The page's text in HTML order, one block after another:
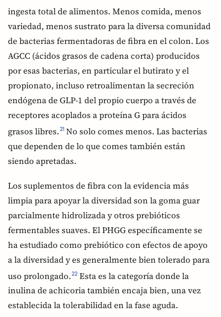
ingesta total de alimentos. Menos comida, menos
variedad, menos sustrato para la diversa comunidad
de bacterias fermentadoras de fibra en el colon. Los
AGCC (ácidos grasos de cadena corta) producidos
por esas bacterias, en particular el butirato y el
propionato, incluso retroalimentan la secreción
endógena de GLP-1 del propio cuerpo a través de
receptores acoplados a proteína G para ácidos
grasos libres.21 No solo comes menos. Las bacterias
que dependen de lo que comes también están
siendo apretadas.
Los suplementos de fibra con la evidencia más
limpia para apoyar la diversidad son la goma guar
parcialmente hidrolizada y otros prebióticos
fermentables suaves. El PHGG específicamente se
ha estudiado como prebiótico con efectos de apoyo
a la diversidad y es generalmente bien tolerado para
uso prolongado.22 Esta es la categoría donde la
inulina de achicoria también encaja bien, una vez
establecida la tolerabilidad en la fase aguda.